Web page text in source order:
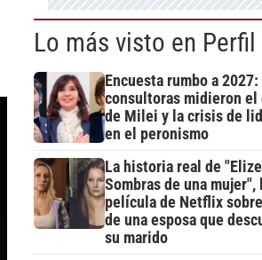
Lo más visto en Perfil
Encuesta rumbo a
consultoras midieron el
de Milei y la crisis de
en el peronismo
La historia real de
Sombras de una mujer",
película de Netflix
de una esposa que
su marido